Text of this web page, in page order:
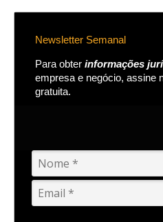
Newsletter Semanal
Para obter informações
empresa e negócio, assine
gratuita.